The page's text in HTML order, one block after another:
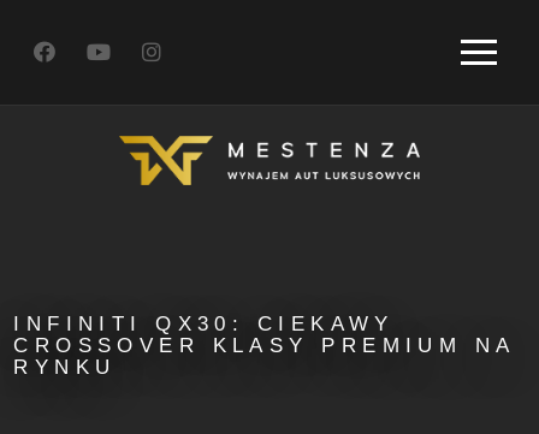
INFINITI QX30: CIEKAWY
CROSSOVER KLASY PREMIUM NA
RYNKU